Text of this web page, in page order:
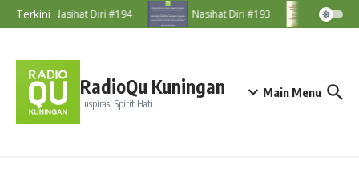
Lewati ke konten
TerkiniNasihat Diri #194 Nasihat Diri #193
RadioQu Kuningan
Inspirasi Spirit Hati
Main Menu